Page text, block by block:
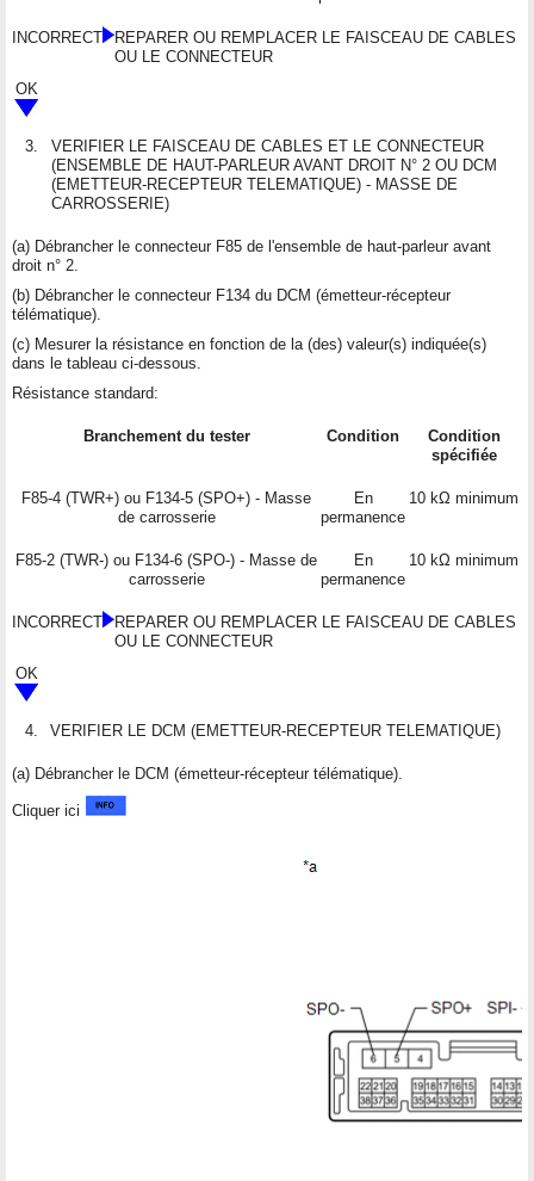
INCORRECT
REPARER OU REMPLACER LE FAISCEAU DE CABLES
OU LE CONNECTEUR
OK
3.
VERIFIER LE FAISCEAU DE CABLES ET LE CONNECTEUR
(ENSEMBLE DE HAUT-PARLEUR AVANT DROIT N° 2 OU DCM
(EMETTEUR-RECEPTEUR TELEMATIQUE) - MASSE DE
CARROSSERIE)
(a) Débrancher le connecteur F85 de l'ensemble de haut-parleur avant
droit n° 2.
(b) Débrancher le connecteur F134 du DCM (émetteur-récepteur
télématique).
(c) Mesurer la résistance en fonction de la (des) valeur(s) indiquée(s)
dans le tableau ci-dessous.
Résistance standard:
Branchement du tester Condition
Condition
spécifiée
F85-4 (TWR+) ou F134-5 (SPO+) - Masse
de carrosserie
En
permanence
10 kΩ minimum
F85-2 (TWR-) ou F134-6 (SPO-) - Masse de
carrosserie
En
permanence
10 kΩ minimum
INCORRECT
REPARER OU REMPLACER LE FAISCEAU DE CABLES
OU LE CONNECTEUR
OK
4. VERIFIER LE DCM (EMETTEUR-RECEPTEUR TELEMATIQUE)
(a) Débrancher le DCM (émetteur-récepteur télématique).
Cliquer ici